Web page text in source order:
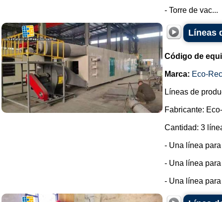
- Torre de vac...
Líneas
Código de
Marca: Eco-
Líneas de
Fabricante:
Cantidad: 3
- Una línea
- Una línea
- Una línea